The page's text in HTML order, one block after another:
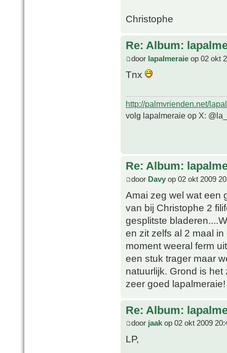
Christophe
Re: Album:
door lapalmeraie op 02 okt
Tnx
http://palmvrienden.net/
volg lapalmeraie op X:
Re: Album:
door Davy op 02 okt 2009
Amai zeg wel wat een
van bij Christophe 2
gesplitste
en zit zelfs al 2 maal
moment weeral ferm
een stuk trager maar
natuurlijk. Grond is
zeer goed lapalmeraie!
Re: Album:
door jaak op 02 okt 2009
LP,